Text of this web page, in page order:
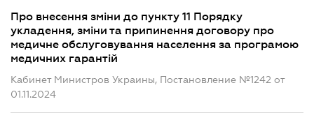
Про внесення зміни до пункту 11 Порядку
укладення, зміни та припинення договору про
медичне обслуговування населення за програмою
медичних гарантій
Кабинет Министров Украины, Постановление №1242 от
01.11.2024